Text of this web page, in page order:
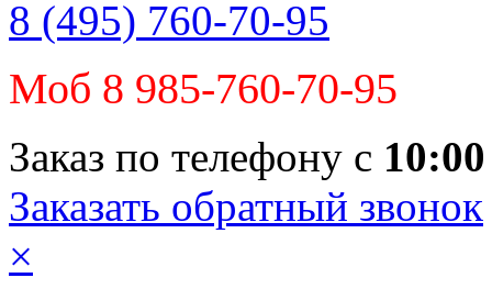
8 (495) 760-70-95
Моб 8 985-760-70-95
Заказ по телефону с 10:00
Заказать обратный звонок
×